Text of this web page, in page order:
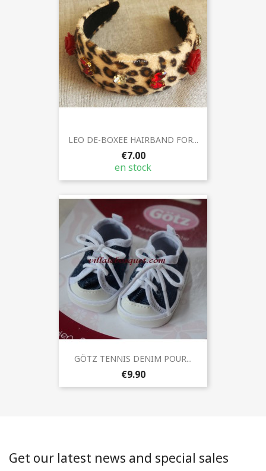
LEO DE-BOXEE HAIRBAND FOR...
€7.00
en stock
GÖTZ TENNIS DENIM POUR...
€9.90
Get our latest news and special sales